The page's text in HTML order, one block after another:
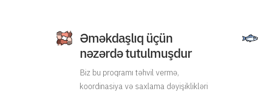
Əməkdaşlıq üçün
nəzərdə tutulmuşdur
Biz bu proqramı təhvil vermə,
koordinasiya və saxlama dəyişiklikləri